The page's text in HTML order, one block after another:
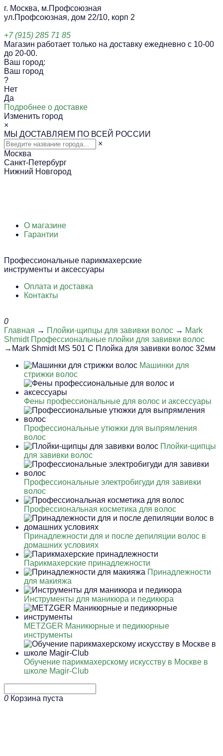
г. Москва, м.Профсоюзная
ул.Профсоюзная, дом 22/10, корп 2
+7 (915) 285 71 85
Магазин работает только на доставку ежедневно с 10-00
до 20-00.
Ваш город:
Ваш город
?
Нет
Да
Подробнее о доставке
Изменить город
×
МЫ ДОСТАВЛЯЕМ ПО ВСЕЙ РОССИИ
×
Москва
Санкт-Петербург
Нижний Новгород
О магазине
Гарантии
Профессиональные парикмахерские
инструменты и аксессуары
Оплата и доставка
Контакты
0
Главная → Плойки-щипцы для завивки волос → Mark
Shmidt Профессиональные плойки для завивки волос
→Mark Shmidt MS 501 C Плойка для завивки волос 32мм
Машинки для
стрижки волос
Фены профессиональные для волос и аксессуары
Профессиональные утюжки для выпрямления
волос
Плойки-щипцы
для завивки волос
Профессиональные электробигуди для завивки
волос
Профессиональная косметика для волос
Принадлежности для и после депиляции волос в
домашних условиях
Парикмахерские принадлежности
Принадлежности
для макияжа
Инструменты для маникюра и педикюра
METZGER Маникюрные и педикюрные
инструменты
Обучение парикмахерскому искусству в Москве в
школе Magir-Club
0 Корзина пуста